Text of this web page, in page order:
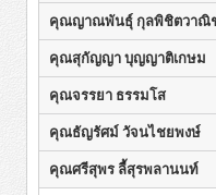
คุณญาณพันธุ์ กุลพิชิตวาณิ
คุณสุกัญญา บุญญาติเกษม
คุณจรรยา ธรรมโส
คุณธัญรัศม์ วัจนไชยพงษ์
คุณศรีสุพร ลี้สุรพลานนท์